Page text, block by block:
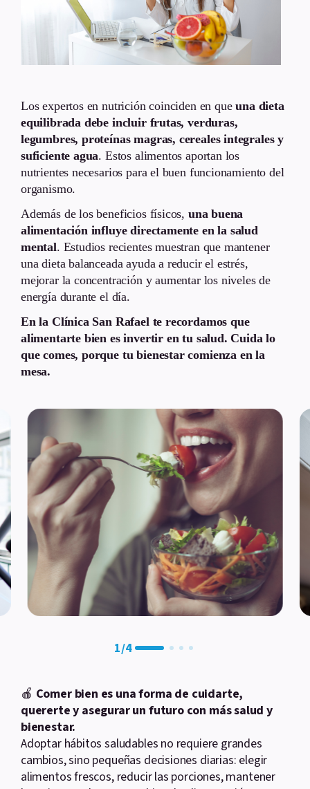
Los expertos en nutrición coinciden en queuna dieta
equilibrada debe incluir frutas, verduras,
legumbres, proteínas magras, cereales integrales y
suficiente agua. Estos alimentos aportan los
nutrientes necesarios para el buen funcionamiento del
organismo.
Además de los beneficios físicos, una buena
alimentación influye directamente en la salud
mental. Estudios recientes muestran que mantener
una dieta balanceada ayuda a reducir el estrés,
mejorar la concentración y aumentar los niveles de
energía durante el día.
En la Clínica San Rafael te recordamos que
alimentarte bien es invertir en tu salud. Cuida lo
que comes, porque tu bienestar comienza en la
mesa.
1/4
🍎 Comer bien es una forma de cuidarte,
quererte y asegurar un futuro con más salud y
bienestar.
Adoptar hábitos saludables no requiere grandes
cambios, sino pequeñas decisiones diarias: elegir
alimentos frescos, reducir las porciones, mantener